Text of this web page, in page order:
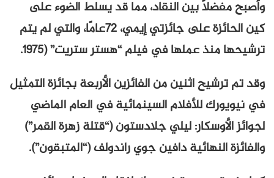
وأصبح مفضلاً بين النقاد، مما قد يسلط الضوء على
كين الحائزة على جائزتي إيمي، 72عامًا، والتي لم يتم
ترشيحها منذ عملها في فيلم “هستر ستريت” (1975.
وقد تم ترشيح اثنين من الفائزين الأربعة بجائزة التمثيل
في نيويورك للأفلام السينمائية في العام الماضي
لجوائز الأوسكار: ليلي جلادستون (“قتلة زهرة القمر”)
والفائزة النهائية دافين جوي راندولف (“المتبقون”).